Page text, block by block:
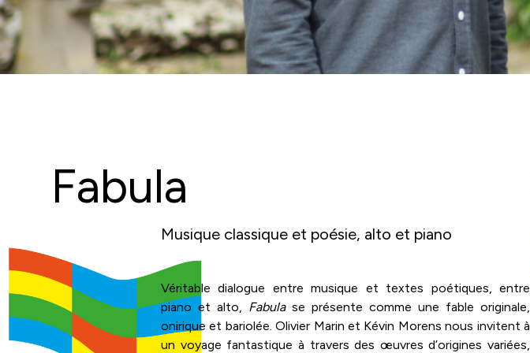
Fabula
Musique classique et poésie, alto et piano
Véritable dialogue entre musique et textes poétiques, entre
piano et alto, Fabulase présente comme une fable originale,
onirique et bariolée. Olivier Marin et Kévin Morens nous invitent à
un voyage fantastique à travers des œuvres d’origines variées,